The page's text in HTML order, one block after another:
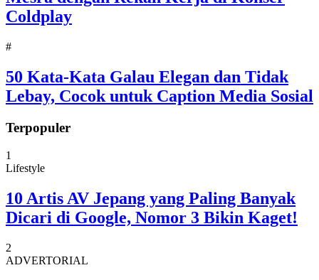
Coldplay
#
50 Kata-Kata Galau Elegan dan Tidak
Lebay, Cocok untuk Caption Media Sosial
Terpopuler
1
Lifestyle
10 Artis AV Jepang yang Paling Banyak
Dicari di Google, Nomor 3 Bikin Kaget!
2
ADVERTORIAL